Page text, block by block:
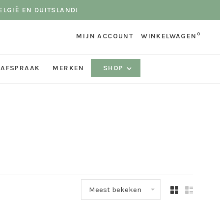
EN DUITSLAND!
MIJN ACCOUNT WINKELWAGEN 0
MERKEN SHOP
Meest bekeken